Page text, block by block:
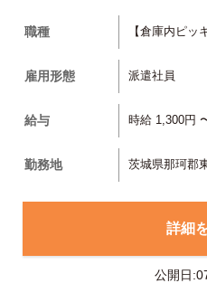
職種 【倉庫内ピッ
雇用形態 派遣社員
給与 時給 1,300円
勤務地 茨城県那珂郡
詳細
公開日